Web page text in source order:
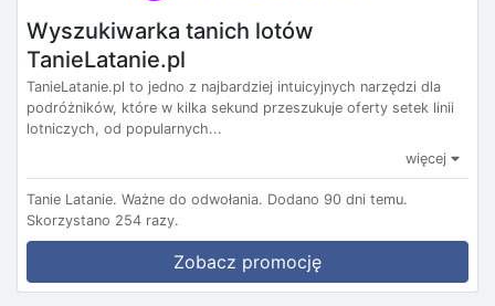
Wyszukiwarka tanich lotów
TanieLatanie.pl
TanieLatanie.pl to jedno z najbardziej intuicyjnych narzędzi dla
podróżników, które w kilka sekund przeszukuje oferty setek linii
lotniczych, od popularnych...
więcej
Tanie Latanie. Ważne do odwołania. Dodano 90 dni temu.
Skorzystano 254 razy.
Zobacz promocję